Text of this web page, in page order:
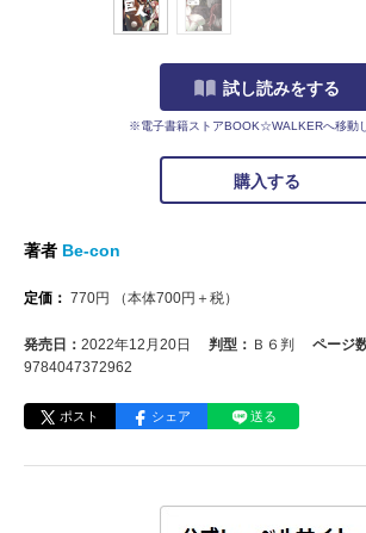
試し読みをする
※電子書籍ストアBOOK☆WALKERへ移動し
購入する
著者 Be-con
定価： 770円 （本体700円＋税）
発売日： 2022年12月20日 判型： Ｂ６判 ページ
9784047372962
ポスト シェア 送る